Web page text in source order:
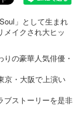
」として生まれ
メイクされ大ヒッ
の豪華人気俳優・
京・大阪で上演い
ブストーリーを是非